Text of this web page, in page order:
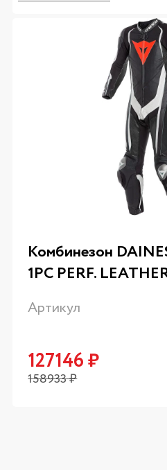
Комбинезон
1PC PERF.
Артикул
127146₽
158933₽